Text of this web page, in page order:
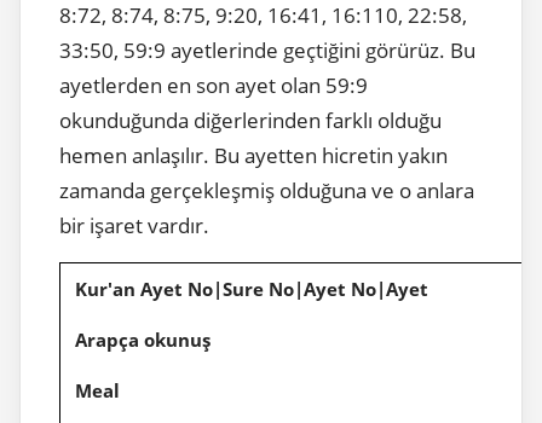
8:72, 8:74, 8:75, 9:20, 16:41, 16:110, 22:58,
33:50, 59:9 ayetlerinde geçtiğini görürüz. Bu
ayetlerden en son ayet olan 59:9
okunduğunda diğerlerinden farklı olduğu
hemen anlaşılır. Bu ayetten hicretin yakın
zamanda gerçekleşmiş olduğuna ve o anlara
bir işaret vardır.
Kur'an Ayet No|Sure No|Ayet No|Ayet
Arapça okunuş
Meal